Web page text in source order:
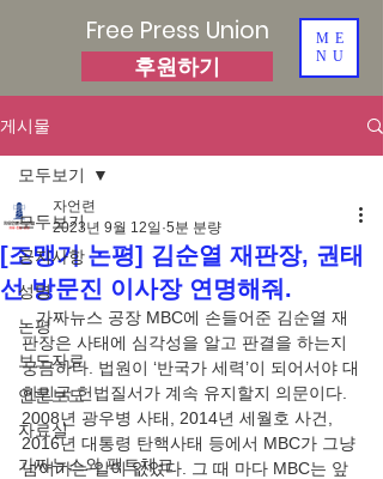
Free Press Union
후원하기
ME
NU
게시물
모두보기
공지사항
성명
논평
보도자료
언론보도
자료실
가짜뉴스와 팩트체크
모두보기
[조맹기 논평] 김순열 재판장, 권태
선 방문진 이사장 연명해줘.
자언련
2023년 9월 12일 5분 분량
   가짜뉴스 공장 MBC에 손들어준 김순열 재
판장은 사태에 심각성을 알고 판결을 하는지
궁금하다. 법원이 ‘반국가 세력’이 되어서야 대
한민국 헌법질서가 계속 유지할지 의문이다.
2008년 광우병 사태, 2014년 세월호 사건,
2016년 대통령 탄핵사태 등에서 MBC가 그냥
넘어가는 일이 없었다. 그 때 마다 MBC는 앞